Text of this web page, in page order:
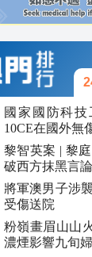
國家國防科
10CE在國外無
黎智英案 | 黎
破西方抹黑言論
將軍澳男子涉
受傷送院
粉嶺畫眉山山
濃煙影響九旬